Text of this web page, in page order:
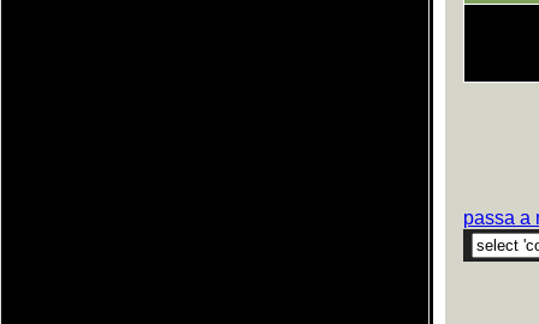
passa a